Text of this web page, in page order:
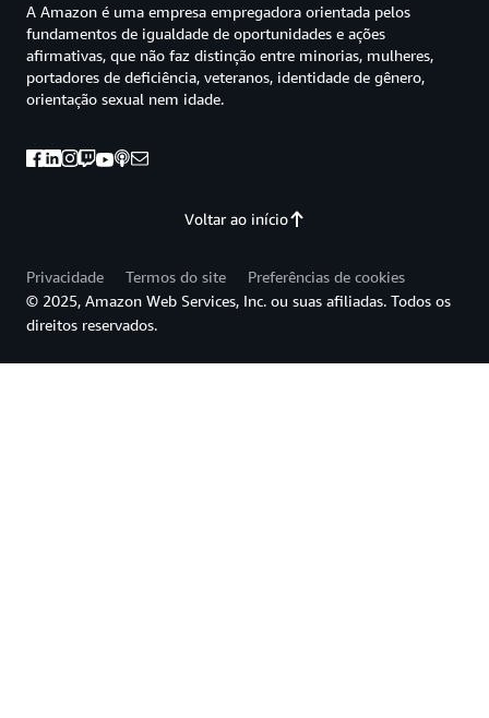
Voltar ao início
A Amazon é uma empresa empregadora orientada pelos
fundamentos de igualdade de oportunidades e ações
afirmativas, que não faz distinção entre minorias, mulheres,
portadores de deficiência, veteranos, identidade de gênero,
orientação sexual nem idade.
Privacidade Termos do site
Preferências de cookies
© 2025, Amazon Web Services, Inc. ou suas afiliadas. Todos os
direitos reservados.